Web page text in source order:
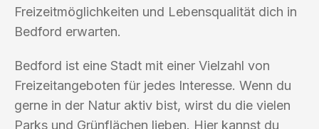
Freizeitmöglichkeiten und Lebensqualität dich in
Bedford erwarten.
Bedford ist eine Stadt mit einer Vielzahl von
Freizeitangeboten für jedes Interesse. Wenn du
gerne in der Natur aktiv bist, wirst du die vielen
Parks und Grünflächen lieben. Hier kannst du